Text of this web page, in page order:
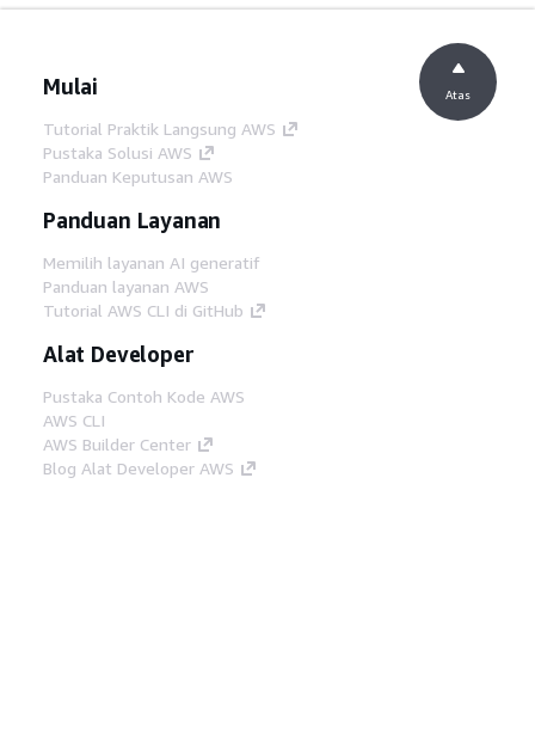
Mulai
Tutorial Praktik Langsung AWS
Pustaka Solusi AWS
Panduan Keputusan AWS
Panduan Layanan
Memilih layanan AI generatif
Panduan layanan AWS
Tutorial AWS CLI di GitHub
Alat Developer
Pustaka Contoh Kode AWS
AWS CLI
AWS Builder Center
Blog Alat Developer AWS
Atas